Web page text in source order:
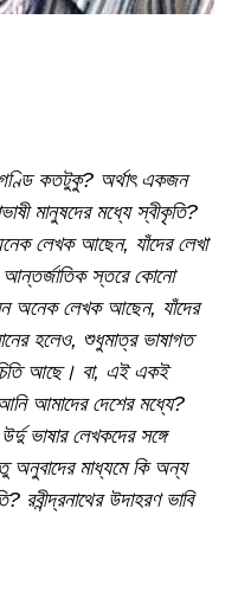
গণ্ডি কতটুকু? অর্থাৎ একজন
মানুষদের মধ্যে স্বীকৃতি?
লেখক আছেন, যাঁদের লেখা
আন্তর্জাতিক স্তরে কোনো
অনেক লেখক আছেন, যাঁদের
হলেও, শুধুমাত্র ভাষাগত
আছে। বা, এই একই
আমাদের দেশের মধ্যে?
ভাষার লেখকদের সঙ্গে
অনুবাদের মাধ্যমে কি অন্য
রবীন্দ্রনাথের উদাহরণ ভাবি